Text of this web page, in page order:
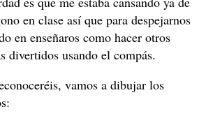
en clase así que para despejarnos
en enseñaros como hacer otros
divertidos usando el compás.
vamos a dibujar los